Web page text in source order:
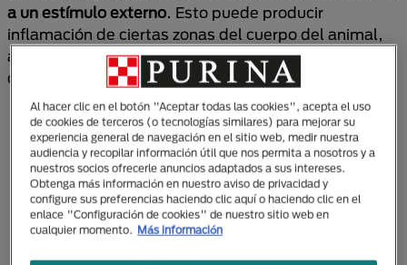
a un estímulo externo. Esto puede producir
inflamación de ciertas zonas del cuerpo del animal,
así como otras señales que afectarán su bienestar,
como las siguientes.
Picazón y rascado intenso que pueden causar
una piel roja e irritada
Infecciones crónicas de oído
Lamido excesivo
Malestar gastrointestinal (GI)
Vómitos
Al hacer clic en el botón "Aceptar todas las cookies", acepta el uso
de cookies de terceros (o tecnologías similares) para mejorar su
experiencia general de navegación en el sitio web, medir nuestra
audiencia y recopilar información útil que nos permita a nosotros y a
nuestros socios ofrecerle anuncios adaptados a sus intereses.
Obtenga más información en nuestro aviso de privacidad y
configure sus preferencias haciendo clic aquí o haciendo clic en el
enlace "Configuración de cookies" de nuestro sitio web en
cualquier momento.
Más información